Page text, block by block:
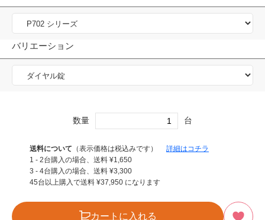
バリエーション
数量 台
送料について （表示価格は税込みです） 詳細はコチラ
1 - 2台購入の場合、送料 ¥1,650
3 - 4台購入の場合、送料 ¥3,300
45台以上購入で送料 ¥37,950 になります
カートに入れる